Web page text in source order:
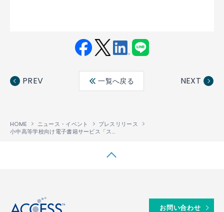
ebo ter
edin
PREV 一覧へ戻る NEXT
HOME ニュース・イベント
プレスリリース
小中高等学校向け電子書籍サービス「スクール イー ライブラリー」に、電子テキスト配信システム「PUBLUS
お問い合わせ